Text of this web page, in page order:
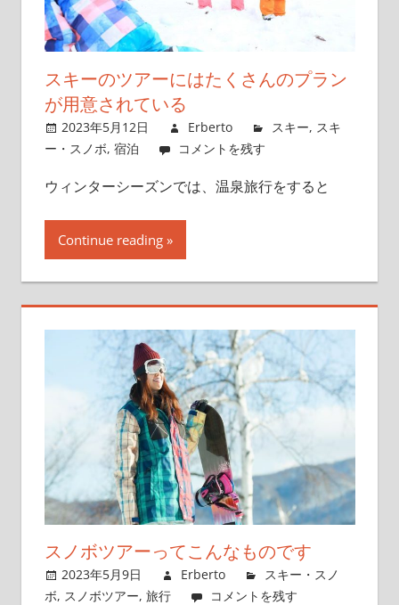
スキーのツアーにはたくさんのプラン
が用意されている
2023年5月12日 Erberto スキー, スキ
ー・スノボ, 宿泊 コメントを残す
ウィンターシーズンでは、温泉旅行をすると
Continue reading
スノボツアーってこんなものです
2023年5月9日 Erberto
スキー・スノ
ボ, スノボツアー, 旅行 コメントを残す